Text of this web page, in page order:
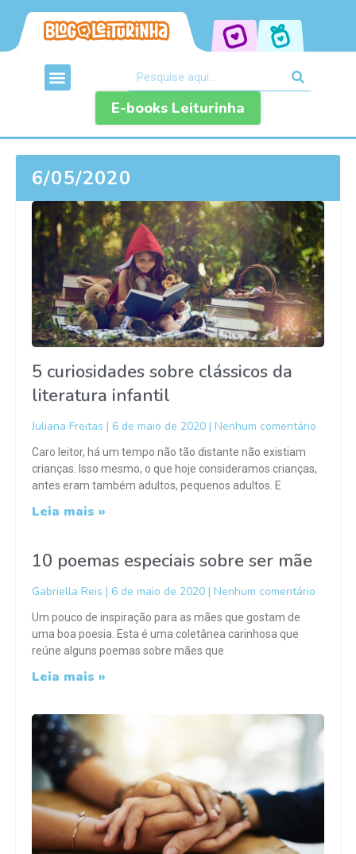
E-books Leiturinha
6/05/2020
5 curiosidades sobre clássicos da
literatura infantil
Juliana Freitas 6 de maio de 2020 Nenhum comentário
Caro leitor, há um tempo não tão distante não existiam
crianças. Isso mesmo, o que hoje consideramos crianças,
antes eram também adultos, pequenos adultos. E
Leia mais »
10 poemas especiais sobre ser mãe
Gabriella Reis 6 de maio de 2020 Nenhum comentário
Um pouco de inspiração para as mães que gostam de
uma boa poesia. Esta é uma coletânea carinhosa que
reúne alguns poemas sobre mães que
Leia mais »